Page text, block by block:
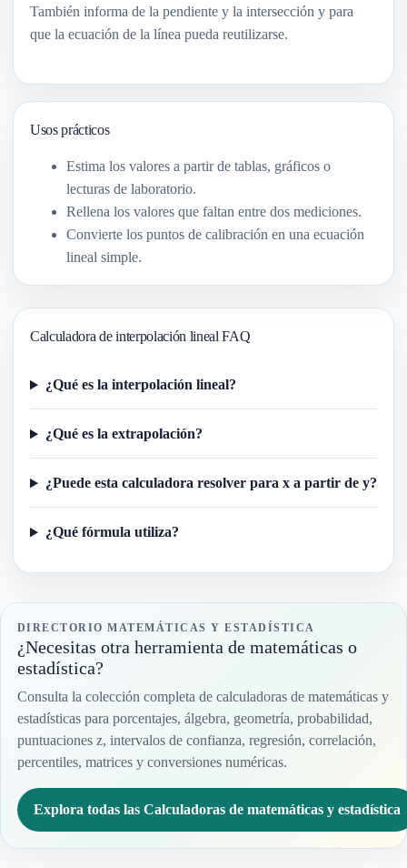
También informa de la pendiente y la intersección y para
que la ecuación de la línea pueda reutilizarse.
Usos prácticos
Estima los valores a partir de tablas, gráficos o
lecturas de laboratorio.
Rellena los valores que faltan entre dos mediciones.
Convierte los puntos de calibración en una ecuación
lineal simple.
Calculadora de interpolación lineal FAQ
¿Qué es la interpolación lineal?
¿Qué es la extrapolación?
¿Puede esta calculadora resolver para x a partir de y?
¿Qué fórmula utiliza?
DIRECTORIO MATEMÁTICAS Y ESTADÍSTICA
¿Necesitas otra herramienta de matemáticas o
estadística?
Consulta la colección completa de calculadoras de matemáticas y
estadísticas para porcentajes, álgebra, geometría, probabilidad,
puntuaciones z, intervalos de confianza, regresión, correlación,
percentiles, matrices y conversiones numéricas.
Explora todas las Calculadoras de matemáticas y estadística